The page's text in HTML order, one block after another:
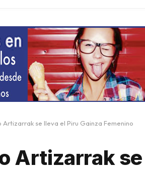
Artizarrak se lleva el Piru Gainza Femenino
Artizarrak